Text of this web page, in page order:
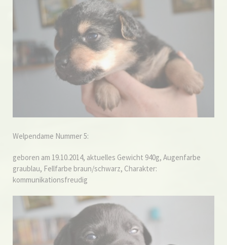
Welpendame Nummer 5:
geboren am 19.10.2014, aktuelles Gewicht 940g, Augenfarbe
graublau, Fellfarbe braun/schwarz, Charakter:
kommunikationsfreudig